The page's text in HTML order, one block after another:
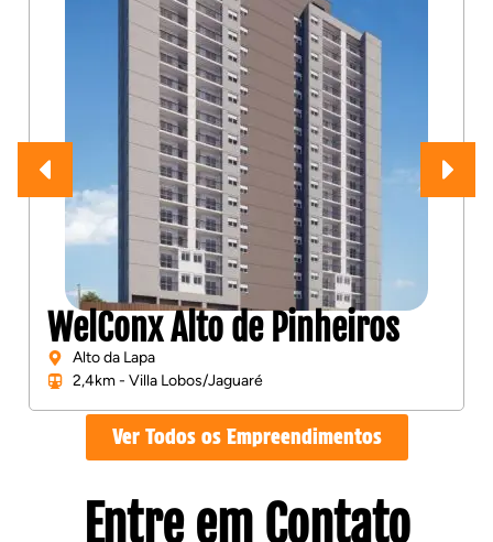
de Pinheiros
Jaguaré
Insignia Alto
Ver Todos os Empreendimentos
Entre em Contato